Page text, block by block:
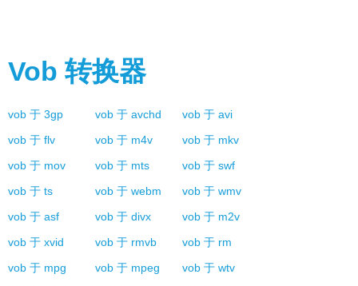
Vob 转换器
vob 于 3gp vob 于 avchd vob 于 avi
vob 于 flv vob 于 m4v vob 于 mkv
vob 于 mov vob 于 mts vob 于 swf
vob 于 ts vob 于 webm vob 于 wmv
vob 于 asf vob 于 divx vob 于 m2v
vob 于 xvid vob 于 rmvb vob 于 rm
vob 于 mpg vob 于 mpeg vob 于 wtv